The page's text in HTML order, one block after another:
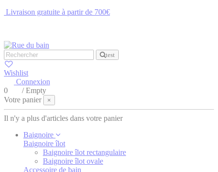
Livraison gratuite à partir de 700€
test
Wishlist
Connexion
0
/Empty
Votre panier
×
Il n'y a plus d'articles dans votre panier
Baignoire
Baignoire îlot
Baignoire îlot rectangulaire
Baignoire îlot ovale
Accessoire de bain